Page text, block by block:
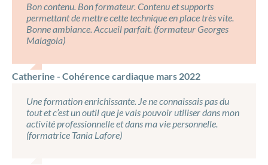
Bon contenu. Bon formateur. Contenu et supports
permettant de mettre cette technique en place très vite.
Bonne ambiance. Accueil parfait. (formateur Georges
Malagola)
Catherine - Cohérence cardiaque mars 2022
Une formation enrichissante. Je ne connaissais pas du
tout et c’est un outil que je vais pouvoir utiliser dans mon
activité professionnelle et dans ma vie personnelle.
(formatrice Tania Lafore)